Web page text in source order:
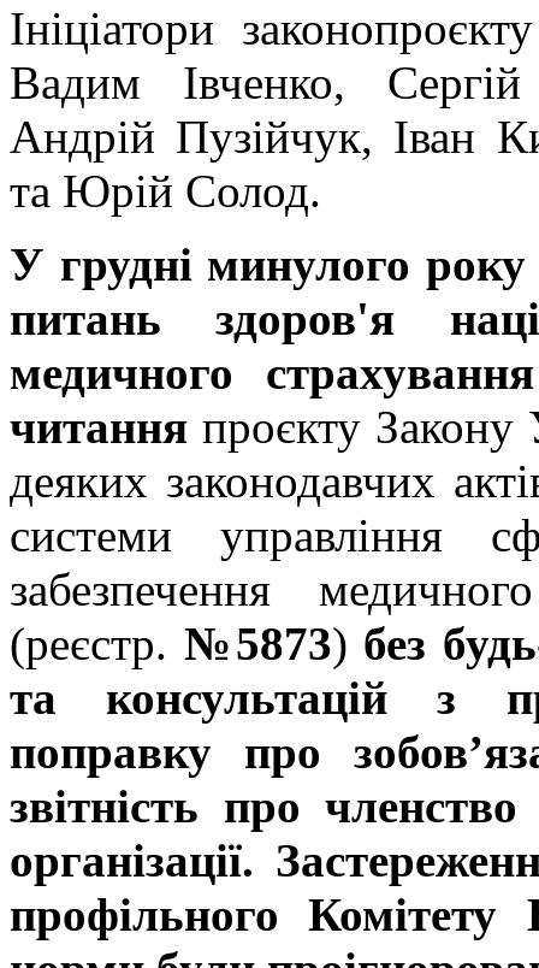
Ініціатори
Вадим Івченко,
Андрій Пузійчук, Іван
та Юрій Солод.
У грудні минулого
питань здоров'я
медичного
читанняпроєкту Закону
деяких законодавчих
системи управління
забезпечення
(реєстр. №5873) без
та консультацій з
поправку про
звітність про
організації.
профільного